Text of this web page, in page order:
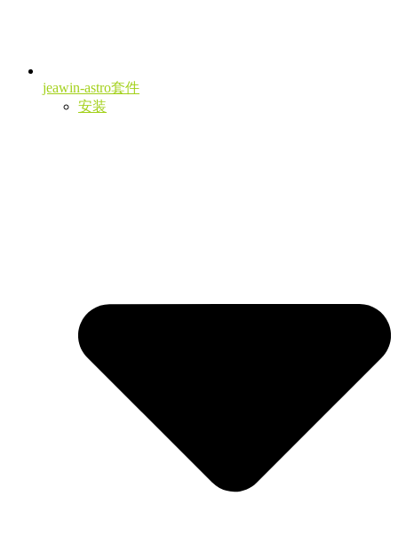
jeawin-astro套件
安装